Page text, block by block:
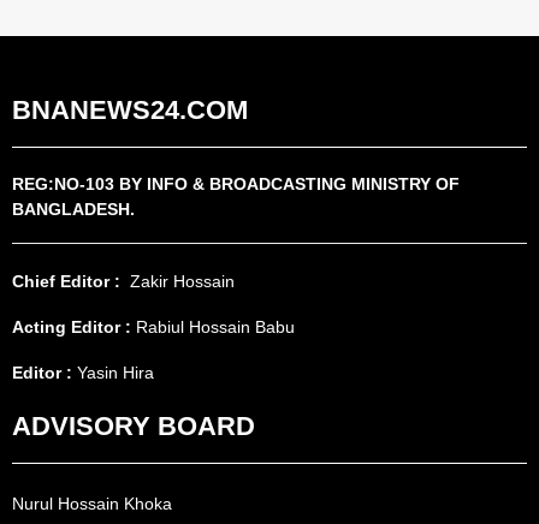
BNANEWS24.COM
REG:NO-103 BY INFO & BROADCASTING MINISTRY OF
BANGLADESH.
Chief Editor : Zakir Hossain
Acting Editor : Rabiul Hossain Babu
Editor : Yasin Hira
ADVISORY BOARD
Nurul Hossain Khoka